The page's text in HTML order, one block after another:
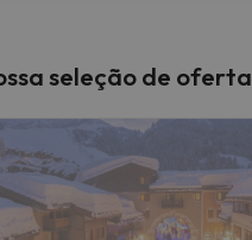
seleção de